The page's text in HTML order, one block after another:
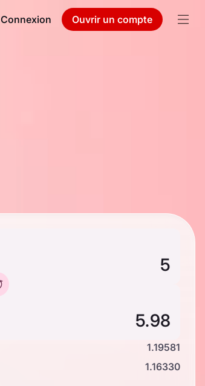
Connexion Ouvrir un compte
1.19581
1.16330